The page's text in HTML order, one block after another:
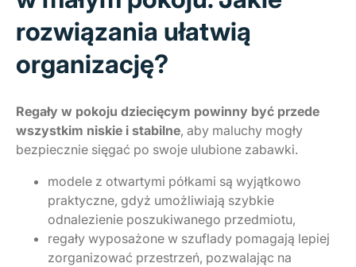
rozwiązania ułatwią
organizację?
Regały w pokoju dziecięcym powinny być przede
wszystkim niskie i stabilne, aby maluchy mogły
bezpiecznie sięgać po swoje ulubione zabawki.
modele z otwartymi półkami są wyjątkowo
praktyczne, gdyż umożliwiają szybkie
odnalezienie poszukiwanego przedmiotu,
regały wyposażone w szuflady pomagają lepiej
zorganizować przestrzeń, pozwalając na